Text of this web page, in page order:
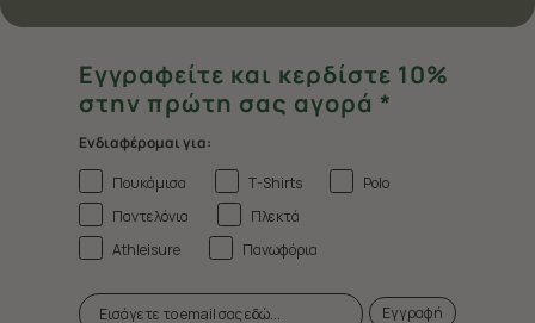
Εγγραφείτε και κερδίστε 10%
στην πρώτη σας αγορά *
Ενδιαφέρομαι για:
Πουκάμισα
T-Shirts
Polo
Παντελόνια
Πλεκτά
Athleisure
Πανωφόρια
Εγγραφή